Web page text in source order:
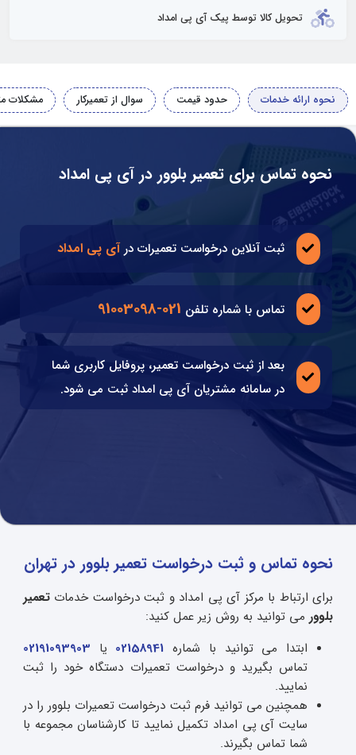
تحویل کالا توسط پیک آی پی امداد
نحوه ارائه خدمات حدود قیمت سوال از تعمیرکار مشکلات
نحوه تماس و ثبت درخواست تعمیر بلوور در تهران
برای ارتباط با مرکز آی پی امداد و ثبت درخواست خدمات تعمیر
بلوور می توانید به روش زیر عمل کنید:
ابتدا می توانید با شماره 02158941 یا 02191093903
تماس بگیرید و درخواست تعمیرات دستگاه خود را ثبت
نمایید.
همچنین می توانید فرم ثبت درخواست تعمیرات بلوور را در
سایت آی پی امداد تکمیل نمایید تا کارشناسان مجموعه با
شما تماس بگیرند.
نحوه تماس برای تعمیر بلوور در آی پی امداد
ثبت آنلاین درخواست تعمیرات درآی پی امداد
تماس با شماره تلفن 021-91003098
بعد از ثبت درخواست تعمیر، پروفایل کاربری شما
در سامانه مشتریان آی پی امداد ثبت می شود.